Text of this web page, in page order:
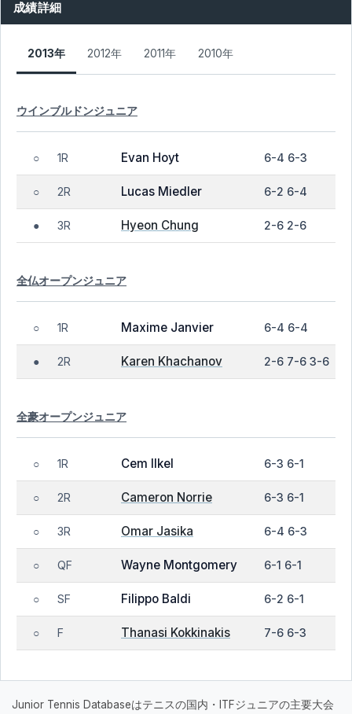
成績詳細
2013年 2012年 2011年 2010年
ウインブルドンジュニア
○ 1R Evan Hoyt 6-4 6-3
○ 2R Lucas Miedler 6-2 6-4
● 3R Hyeon Chung 2-6 2-6
全仏オープンジュニア
○ 1R Maxime Janvier 6-4 6-4
● 2R Karen Khachanov 2-6 7-6 3-6
全豪オープンジュニア
○ 1R Cem Ilkel 6-3 6-1
○ 2R Cameron Norrie 6-3 6-1
○ 3R Omar Jasika 6-4 6-3
○ QF Wayne Montgomery 6-1 6-1
○ SF Filippo Baldi 6-2 6-1
○ F Thanasi Kokkinakis 7-6 6-3
Junior Tennis Databaseはテニスの国内・ITFジュニアの主要大会